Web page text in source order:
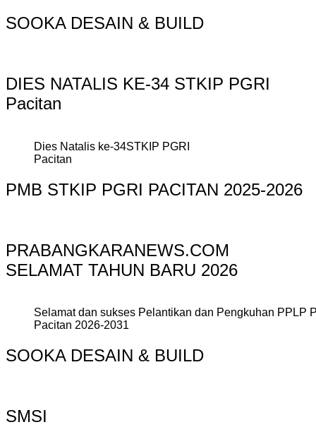
SOOKA DESAIN & BUILD
DIES NATALIS KE-34 STKIP PGRI
Pacitan
Dies Natalis ke-34STKIP PGRI
Pacitan
PMB STKIP PGRI PACITAN 2025-2026
PRABANGKARANEWS.COM
SELAMAT TAHUN BARU 2026
Selamat dan sukses Pelantikan dan Pengkuhan PPLP
Pacitan 2026-2031
SOOKA DESAIN & BUILD
SMSI